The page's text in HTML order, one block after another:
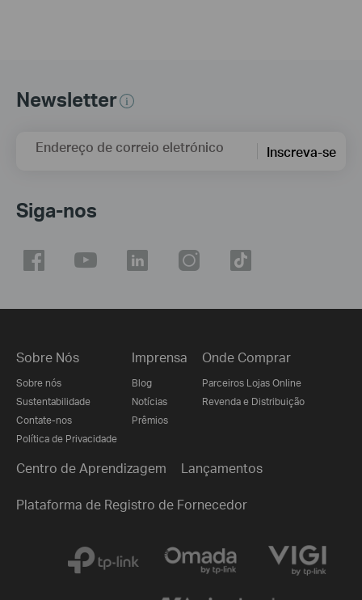
Newsletter
Endereço de correio eletrónico Inscreva-se
Siga-nos
Sobre Nós
Sobre nós
Sustentabilidade
Contate-nos
Política de Privacidade
Imprensa
Blog
Notícias
Prêmios
Onde Comprar
Parceiros Lojas Online
Revenda e Distribuição
Centro de Aprendizagem Lançamentos
Plataforma de Registro de Fornecedor